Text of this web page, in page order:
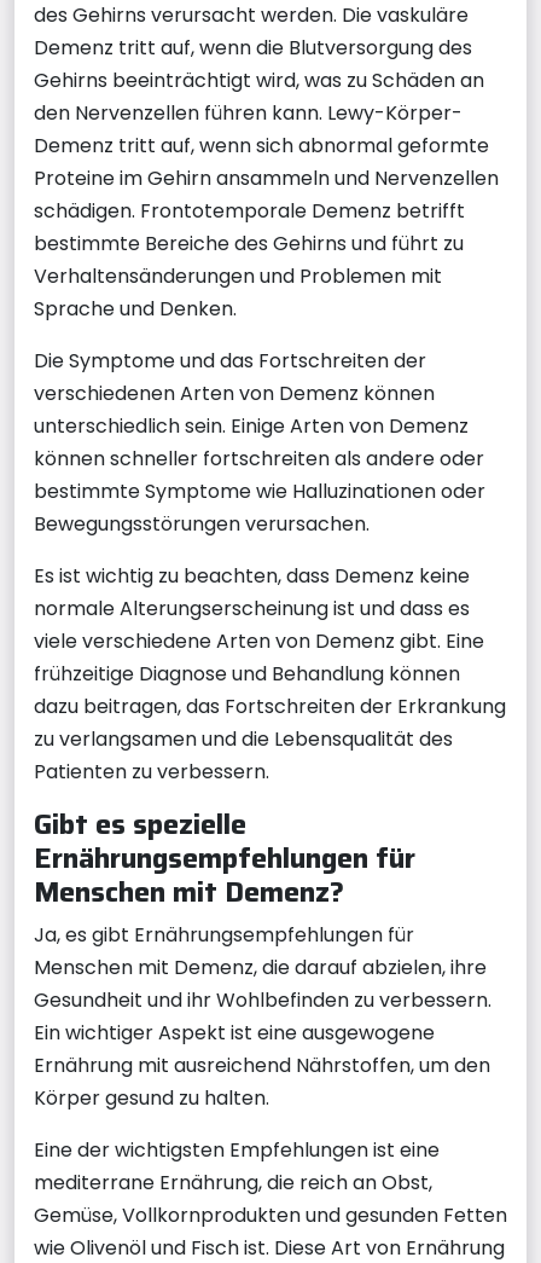
des Gehirns verursacht werden. Die vaskuläre
Demenz tritt auf, wenn die Blutversorgung des
Gehirns beeinträchtigt wird, was zu Schäden an
den Nervenzellen führen kann. Lewy-Körper-
Demenz tritt auf, wenn sich abnormal geformte
Proteine im Gehirn ansammeln und Nervenzellen
schädigen. Frontotemporale Demenz betrifft
bestimmte Bereiche des Gehirns und führt zu
Verhaltensänderungen und Problemen mit
Sprache und Denken.
Die Symptome und das Fortschreiten der
verschiedenen Arten von Demenz können
unterschiedlich sein. Einige Arten von Demenz
können schneller fortschreiten als andere oder
bestimmte Symptome wie Halluzinationen oder
Bewegungsstörungen verursachen.
Es ist wichtig zu beachten, dass Demenz keine
normale Alterungserscheinung ist und dass es
viele verschiedene Arten von Demenz gibt. Eine
frühzeitige Diagnose und Behandlung können
dazu beitragen, das Fortschreiten der Erkrankung
zu verlangsamen und die Lebensqualität des
Patienten zu verbessern.
Gibt es spezielle
Ernährungsempfehlungen für
Menschen mit Demenz?
Ja, es gibt Ernährungsempfehlungen für
Menschen mit Demenz, die darauf abzielen, ihre
Gesundheit und ihr Wohlbefinden zu verbessern.
Ein wichtiger Aspekt ist eine ausgewogene
Ernährung mit ausreichend Nährstoffen, um den
Körper gesund zu halten.
Eine der wichtigsten Empfehlungen ist eine
mediterrane Ernährung, die reich an Obst,
Gemüse, Vollkornprodukten und gesunden Fetten
wie Olivenöl und Fisch ist. Diese Art von Ernährung